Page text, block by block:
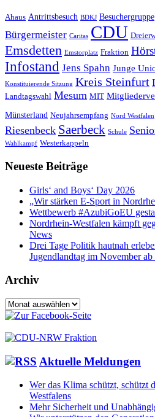
Ahaus Antrittsbesuch BDKJ Besuchergruppe
Bürgermeister Caritas CDU
Emsdetten Emstorplatz Fraktion
Infostand Jens Spahn Junge
Konstituierende Sitzung Kreis Steinfurt
Landtagswahl Mesum MIT
Münsterland Neujahrsempfang Nord Westfalen
Riesenbeck Saerbeck Schule
Wahlkampf Westerkappeln
Neueste Beiträge
Girls‘ and Boys‘ Day 2026
„Wir stärken E-Sport in
Wettbewerb #AzubiGoEU
Nordrhein-Westfalen kämpft
News
Drei Tage Politik hautnah
Jugendlandtag im November
Archiv
Archiv
Aktuelle Meldungen
Wer das Klima schützt, schützt
Westfalens
Mehr Sicherheit und